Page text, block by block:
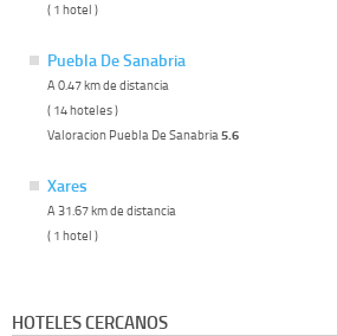
( 1 hotel )
Puebla De Sanabria
A 0.47 km de distancia
( 14 hoteles )
Valoracion Puebla De Sanabria 5.6
Xares
A 31.67 km de distancia
( 1 hotel )
HOTELES CERCANOS